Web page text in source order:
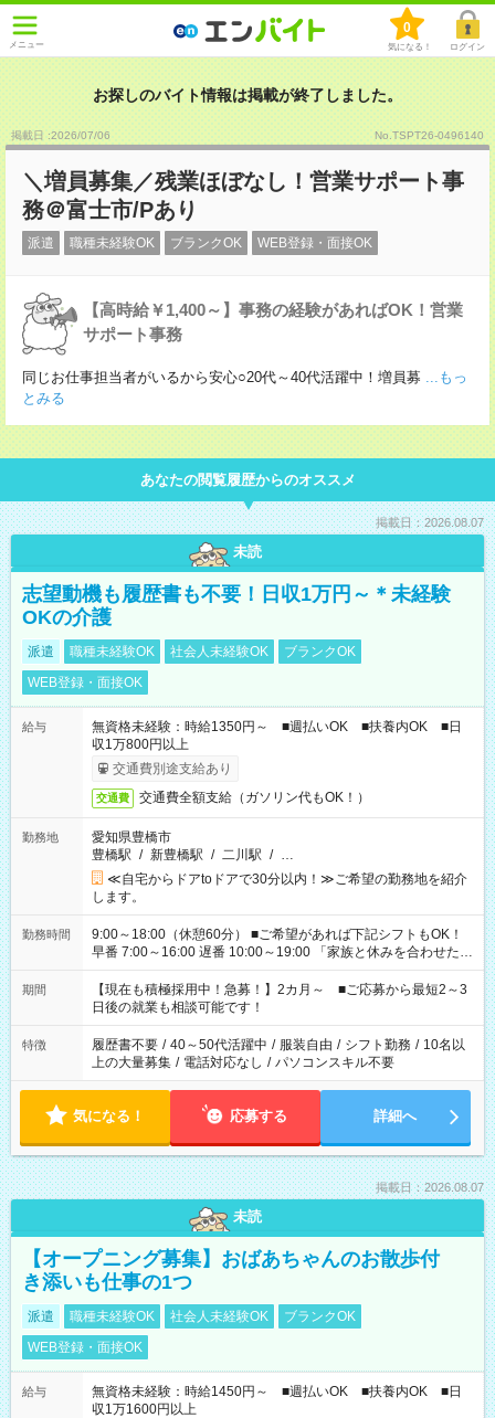
メニュー
0
気になる！ ログイン
お探しのバイト情報は掲載が終了しました。
掲載日 :2026/07/06 No.TSPT26-0496140
＼増員募集／残業ほぼなし！営業サポート事
務＠富士市/Pあり
派遣 職種未経験OK ブランクOK WEB登録・面接OK
【高時給￥1,400～】事務の経験があればOK！営業
サポート事務
同じお仕事担当者がいるから安心○20代～40代活躍中！増員募 ...もっ
とみる
あなたの閲覧履歴からのオススメ
掲載日：2026.08.07
未読
志望動機も履歴書も不要！日収1万円～＊未経験
OKの介護
派遣 職種未経験OK 社会人未経験OK
ブランクOK
WEB登録・面接OK
給与
無資格未経験：時給1350円～ ■週払いOK ■扶養内OK ■日
収1万800円以上
交通費別途支給あり
交通費 交通費全額支給（ガソリン代もOK！）
勤務地
愛知県豊橋市
豊橋駅 / 新豊橋駅 / 二川駅 / …
≪自宅からドアtoドアで30分以内！≫ご希望の勤務地を紹介
します。
勤務時間
9:00～18:00（休憩60分） ■ご希望があれば下記シフトもOK！
早番 7:00～16:00 遅番 10:00～19:00 「家族と休みを合わせた
い」 「余裕を持って夕飯の準備がしたい」 「できれば残業はし
たくない」 など、ご希望を教えてくださいね。 ※Wワーク希望
の方へ 今ご覧のお仕事で希望する勤務時間と、もう1つのお仕事
の勤務時間。 合計で週40時間を超える場合は応募できません。
期間
【現在も積極採用中！急募！】2カ月～ ■ご応募から最短2～3
日後の就業も相談可能です！
特徴 履歴書不要 / 40～50代活躍中 / 服装自由 / シフト勤務 / 10名以
上の大量募集 / 電話対応なし / パソコンスキル不要
気になる！ 応募する 詳細へ
掲載日：2026.08.07
未読
【オープニング募集】おばあちゃんのお散歩付
き添いも仕事の1つ
派遣 職種未経験OK 社会人未経験OK
ブランクOK
WEB登録・面接OK
給与
無資格未経験：時給1450円～ ■週払いOK ■扶養内OK ■日
収1万1600円以上